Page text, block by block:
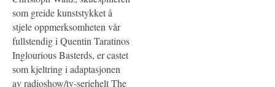
som greide kunststykket å
stjele oppmerksomheten vår
fullstendig i Quentin Taratinos
Inglourious Basterds, er castet
som kjeltring i adaptasjonen
av radioshow/tv-seriehelt The